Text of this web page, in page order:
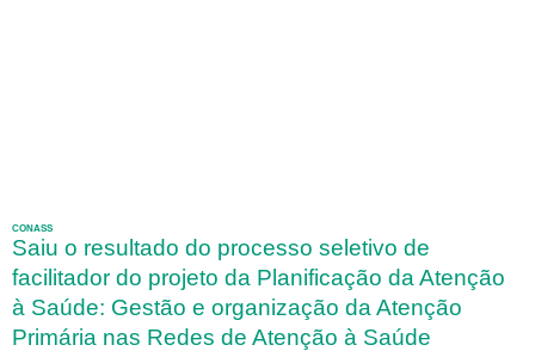
CONASS
Saiu o resultado do processo seletivo de
facilitador do projeto da Planificação da Atenção
à Saúde: Gestão e organização da Atenção
Primária nas Redes de Atenção à Saúde